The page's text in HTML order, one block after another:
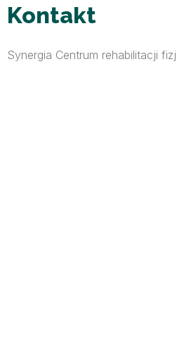
Kontakt
Synergia Centrum rehabilitacji